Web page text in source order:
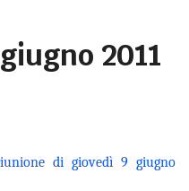
2011
di giovedì 9 giugno